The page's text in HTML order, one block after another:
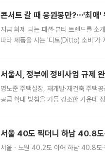
콘서트 갈 때 응원봉만?⋯'최애'
지금 화제 되는 패션·뷰티 트렌드를 소
따라 제품을 사는 '디토(Ditto) 소비'가
서울시, 정부에 정비사업 규제
명노준 주택실장, 재개발·재건축 주택
공급 확대 방침을 거듭 강조한 가운데
서울 40도 찍더니 하남 40.8
서울ㆍ노원 40.2도 이어 하남 40.8도